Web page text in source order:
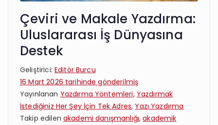
Çeviri ve Makale Yazdırma:
Uluslararası İş Dünyasına
Destek
Geliştirici: Editör Burcu
16 Mart 2026 tarihinde gönderilmiş
Yayınlanan Yazdırma Yöntemleri, Yazdırmak
İstediğiniz Her Şey İçin Tek Adres,Yazı Yazdırma
Takip edilen akademi danışmanlığı,akademik